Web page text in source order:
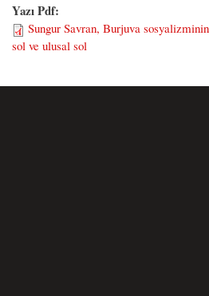
Yazı Pdf:
Sungur Savran, Burjuva
sol ve ulusal sol